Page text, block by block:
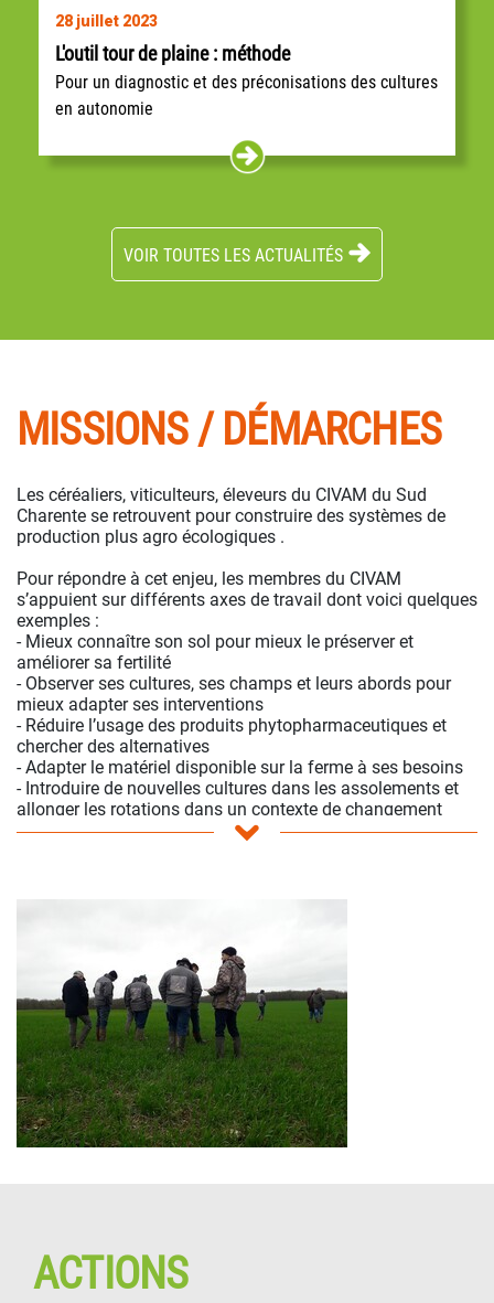
28 juillet 2023
L'outil tour de plaine : méthode
Pour un diagnostic et des préconisations des cultures
en autonomie
Ce diagnostic est issu de l’expérience collective et
partagée des céréaliers du CIVAM du Sud Charente,
qui depuis 2013, ont mis en place des...
VOIR TOUTES LES ACTUALITÉS
MISSIONS / DÉMARCHES
Les céréaliers, viticulteurs, éleveurs du CIVAM du Sud
Charente se retrouvent pour construire des systèmes de
production plus agro écologiques .
Pour répondre à cet enjeu, les membres du CIVAM
s’appuient sur différents axes de travail dont voici quelques
exemples :
- Mieux connaître son sol pour mieux le préserver et
améliorer sa fertilité
- Observer ses cultures, ses champs et leurs abords pour
mieux adapter ses interventions
- Réduire l’usage des produits phytopharmaceutiques et
chercher des alternatives
- Adapter le matériel disponible sur la ferme à ses besoins
- Introduire de nouvelles cultures dans les assolements et
allonger les rotations dans un contexte de changement
climatique
… si vous êtes intéressés par les thèmes travaillés, n’hésitez
pas à nous contacter ! …
Quelques mots clés choisis par les adhérents pour définir le
collectif :
CONVIVIALITE, OPTIMISME, SOLIDARITE, BONNE
HUMEUR, CONFIANCE, BIENVEILLANCE, RESPECT,
SOUTIEN !
ACTIONS